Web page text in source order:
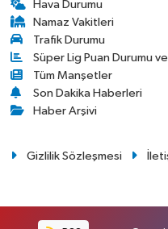
Hava Durumu
Namaz Vakitleri
Trafik Durumu
Süper Lig Puan Durumu
Tüm Manşetler
Son Dakika Haberleri
Haber Arşivi
Gizlilik Sözleşmesi